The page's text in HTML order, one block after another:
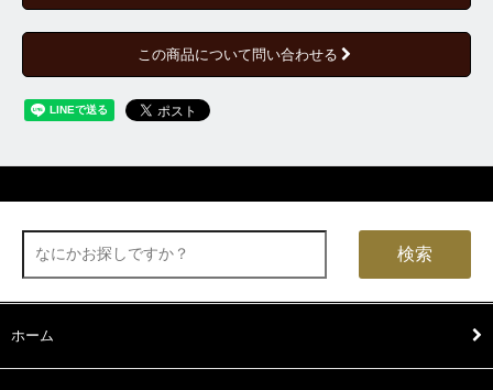
この商品について問い合わせる
検索
ホーム